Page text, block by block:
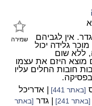
שמירה
אין לגביהם
מוכר גלידה יכול
ללא שום
היזם את עצמו
חובות החלים עליו
[באתר 441] | אדריכל
[באתר 241] | גדר [באתר